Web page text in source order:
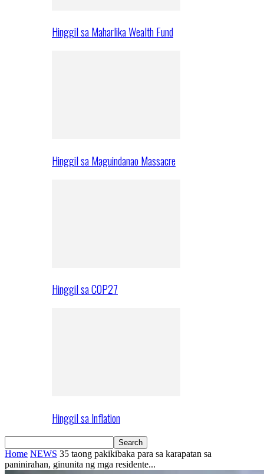
Hinggil sa Maharlika Wealth Fund
Hinggil sa Maguindanao Massacre
Hinggil sa COP27
Hinggil sa Inflation
Home NEWS 35 taong pakikibaka para sa karapatan sa
paninirahan, ginunita ng mga residente...